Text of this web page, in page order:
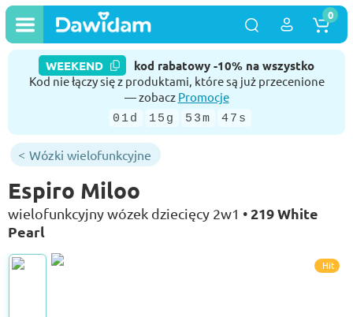
WEEKEND kod rabatowy -10% na wszystko
Kod nie łączy się z produktami, które są już przecenione
— zobacz Promocje
01d 15g 53m 47s
0
Wózki wielofunkcyjne
Espiro Miloo
wielofunkcyjny wózek dziecięcy 2w1 •219 White
Pearl
Hit